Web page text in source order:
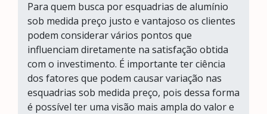
Para quem busca por esquadrias de alumínio
sob medida preço justo e vantajoso os clientes
podem considerar vários pontos que
influenciam diretamente na satisfação obtida
com o investimento. É importante ter ciência
dos fatores que podem causar variação nas
esquadrias sob medida preço, pois dessa forma
é possível ter uma visão mais ampla do valor e